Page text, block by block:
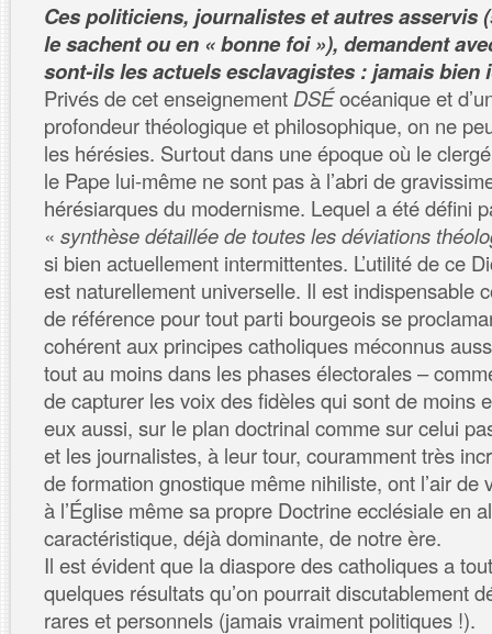
Ces politiciens, journalistes et autres asservis
le sachent ou en « bonne foi »), demandent
sont-ils les actuels esclavagistes : jamais bien
Privés de cet enseignement DSÉocéanique et
profondeur théologique et philosophique, on ne
les hérésies. Surtout dans une époque où le
le Pape lui-même ne sont pas à l’abri de
hérésiarques du modernisme. Lequel a été défini
« synthèse détaillée de toutes les déviations
si bien actuellement intermittentes. L’utilité de ce
est naturellement universelle. Il est indispensable
de référence pour tout parti bourgeois se
cohérent aux principes catholiques méconnus
tout au moins dans les phases électorales –
de capturer les voix des fidèles qui sont de moins
eux aussi, sur le plan doctrinal comme sur celui
et les journalistes, à leur tour, couramment très
de formation gnostique même nihiliste, ont l’air de
à l’Église même sa propre Doctrine ecclésiale en
caractéristique, déjà dominante, de notre ère.
Il est évident que la diaspore des catholiques a
quelques résultats qu’on pourrait discutablement
rares et personnels (jamais vraiment politiques !).